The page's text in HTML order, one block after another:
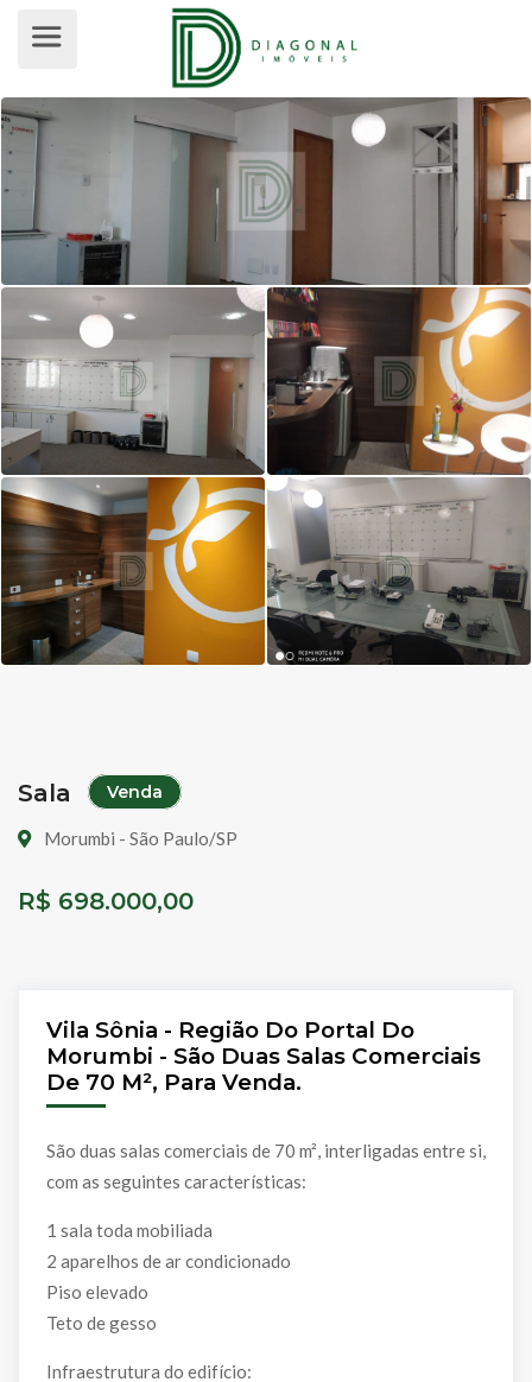
SALA PARA VENDA, MORUMBI,
Sala Venda
Morumbi - São Paulo/SP
R$ 698.000,00
Vila Sônia - Região Do Portal Do
Morumbi - São Duas Salas Comerciais
De 70 M², Para Venda.
São duas salas comerciais de 70 m², interligadas entre si,
com as seguintes características:
1 sala toda mobiliada
2 aparelhos de ar condicionado
Piso elevado
Teto de gesso
Infraestrutura do edifício: